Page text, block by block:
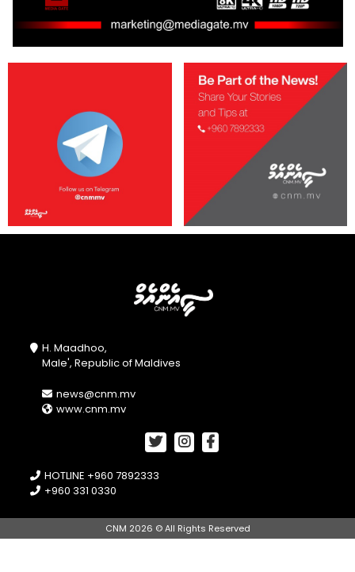
H. Maadhoo,
Male', Republic of Maldives
news@cnm.mv
www.cnm.mv
HOTLINE +960 7892333
+960 331 0330
CNM 2026 © All Rights Reserved